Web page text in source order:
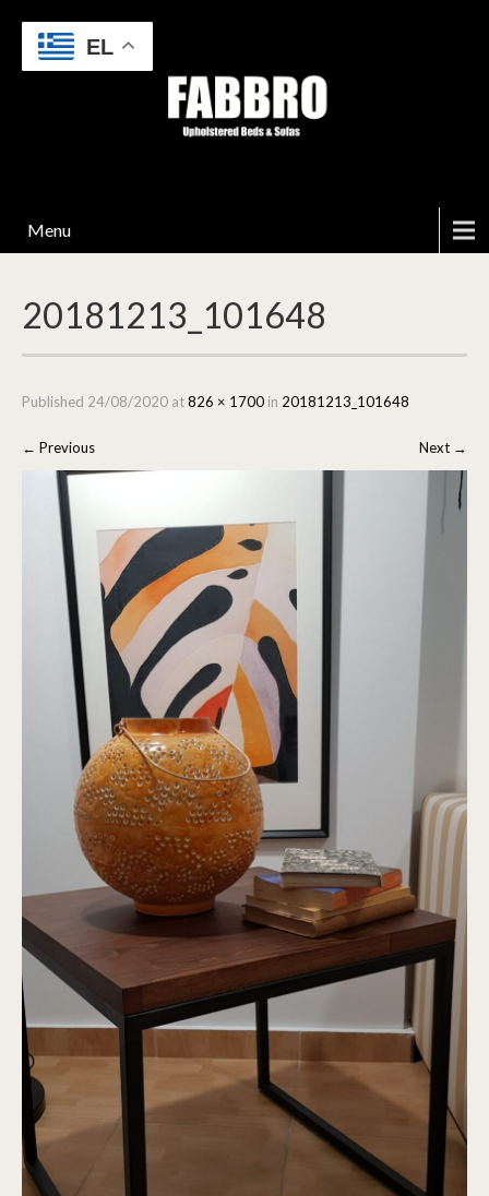
Menu
20181213_101648
Published 24/08/2020 at826 × 1700 in 20181213_101648
← Previous Next →
EL